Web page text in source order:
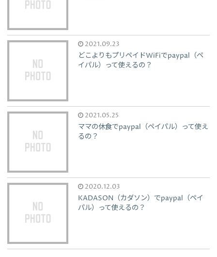
2021.09.23
どこよりもプリペイドWiFiでpaypal（ペ
イパル）って使えるの？
2021.05.25
ママの休食でpaypal（ペイパル）って使え
るの？
2020.12.03
KADASON（カダソン）でpaypal（ペイ
パル）って使えるの？